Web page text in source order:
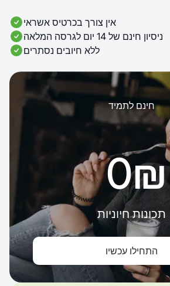
אין צורך בכרטיס אשראי
ניסיון חינם של 14 יום לגרסה המלאה
ללא חיובים נסתרים
חינם לתמיד
‏0 ‏₪
תכונות חיוניות
התחילו עכשיו